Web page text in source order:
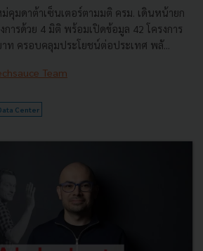
คุมดาต้าเซ็นเตอร์ตามมติ ครม. เดินหน้ายก
การด้วย 4 มิติ พร้อมเปิดข้อมูล 42 โครงการ
ท ครอบคลุมประโยชน์ต่อประเทศ พลั...
Team
Center